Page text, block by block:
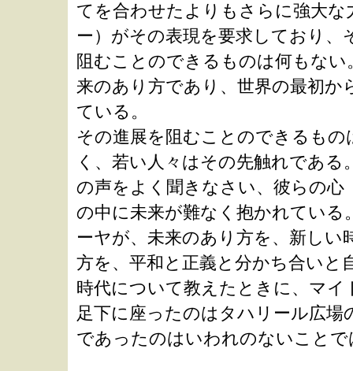
てを合わせたよりもさらに強大な
ー）がその表現を要求しており、
阻むことのできるものは何もない
来のあり方であり、世界の最初か
ている。
その進展を阻むことのできるもの
く、若い人々はその先触れである
の声をよく聞きなさい、彼らの心
の中に未来が難なく抱かれている
ーヤが、未来のあり方を、新しい
方を、平和と正義と分かち合いと
時代について教えたときに、マイ
足下に座ったのはタハリール広場
であったのはいわれのないことで